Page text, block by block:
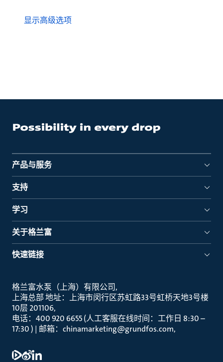
显示高级选项
产品与服务
支持
学习
关于格兰富
快速链接
格兰富水泵（上海）有限公司
上海总部 地址：上海市闵行区苏虹路33号虹桥天地3号楼
10层 201106
电话：400 920 6655 (人工客服在线时间：工作日 8:30 –
17:30 ) | 邮箱：chinamarketing@grundfos.com